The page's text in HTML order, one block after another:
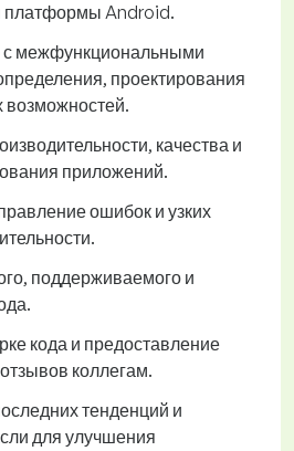
платформы Android.
с межфункциональными
проектирования
возможностей.
качества и
приложений.
ошибок и узких
поддерживаемого и
кода и предоставление
коллегам.
тенденций и
для улучшения